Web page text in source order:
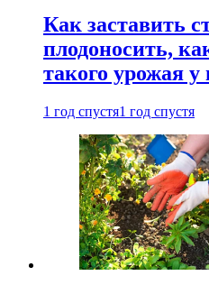
Как заставить
плодоносить,
такого урожая
1 год спустя1 год спустя